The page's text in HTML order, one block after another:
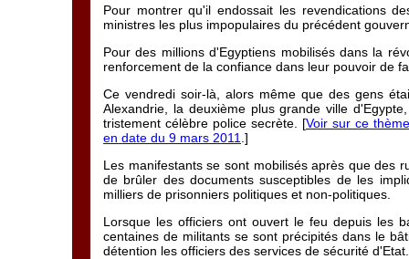
Pour montrer qu'il endossait les revendications
ministres les plus impopulaires du précédent
Pour des millions d'Egyptiens mobilisés dans la
renforcement de la confiance dans leur pouvoir de
Ce vendredi soir-là, alors même que des gens
Alexandrie, la deuxième plus grande ville
tristement célèbre police secrète. [Voir sur ce
en date du 9 mars 2011 .]
Les manifestants se sont mobilisés après que des
de brûler des documents susceptibles de les
milliers de prisonniers politiques et non-politiques.
Lorsque les officiers ont ouvert le feu depuis les
centaines de militants se sont précipités dans le
détention les officiers des services de sécurité